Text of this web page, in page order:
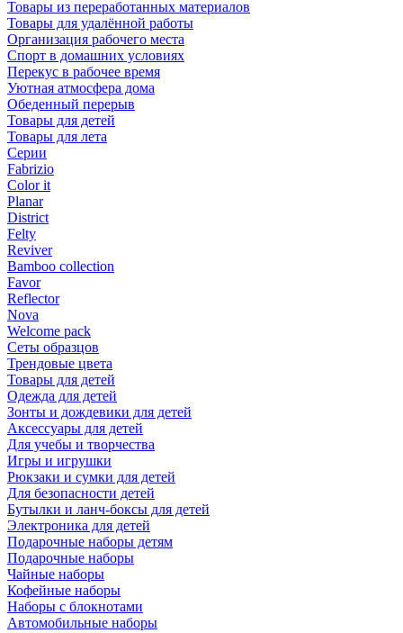
Товары из переработанных материалов
Товары для удалённой работы
Организация рабочего места
Спорт в домашних условиях
Перекус в рабочее время
Уютная атмосфера дома
Обеденный перерыв
Товары для детей
Товары для лета
Серии
Fabrizio
Color it
Planar
District
Felty
Reviver
Bamboo collection
Favor
Reflector
Nova
Welcome pack
Сеты образцов
Трендовые цвета
Товары для детей
Одежда для детей
Зонты и дождевики для детей
Аксессуары для детей
Для учебы и творчества
Игры и игрушки
Рюкзаки и сумки для детей
Для безопасности детей
Бутылки и ланч-боксы для детей
Электроника для детей
Подарочные наборы детям
Подарочные наборы
Чайные наборы
Кофейные наборы
Наборы с блокнотами
Автомобильные наборы